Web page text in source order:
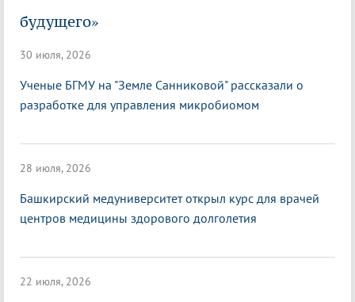
будущего»
30 июля, 2026
Ученые БГМУ на "Земле Санниковой" рассказали о
разработке для управления микробиомом
28 июля, 2026
Башкирский медуниверситет открыл курс для врачей
центров медицины здорового долголетия
22 июля, 2026